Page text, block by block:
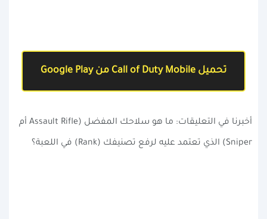
تحميل Call of Duty Mobile من Google Play
أخبرنا في التعليقات: ما هو سلاحك المفضل (Assault Rifle أم
Sniper) الذي تعتمد عليه لرفع تصنيفك (Rank) في اللعبة؟